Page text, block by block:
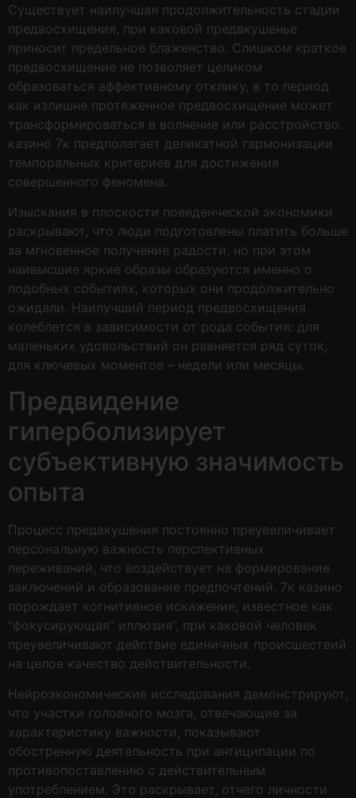
Существует наилучшая продолжительность стадии
предвосхищения, при каковой предвкушенье
приносит предельное блаженство. Слишком краткое
предвосхищение не позволяет целиком
образоваться аффективному отклику, в то период
как излишне протяженное предвосхищение может
трансформироваться в волнение или расстройство.
казино 7к предполагает деликатной гармонизации
темпоральных критериев для достижения
совершенного феномена.
Изыскания в плоскости поведенческой экономики
раскрывают, что люди подготовлены платить больше
за мгновенное получение радости, но при этом
наивысшие яркие образы образуются именно о
подобных событиях, которых они продолжительно
ожидали. Наилучший период предвосхищения
колеблется в зависимости от рода события: для
маленьких удовольствий он равняется ряд суток,
для ключевых моментов – недели или месяцы.
Предвидение
гиперболизирует
субъективную значимость
опыта
Процесс предвкушения постоянно преувеличивает
персональную важность перспективных
переживаний, что воздействует на формирование
заключений и образование предпочтений. 7к казино
порождает когнитивное искажение, известное как
“фокусирующая” иллюзия”, при каковой человек
преувеличивают действие единичных происшествий
на целое качество действительности.
Нейроэкономические исследования демонстрируют,
что участки головного мозга, отвечающие за
характеристику важности, показывают
обостренную деятельность при антиципации по
противопоставлению с действительным
употреблением. Это раскрывает, отчего личности